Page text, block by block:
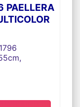
PAELLERA